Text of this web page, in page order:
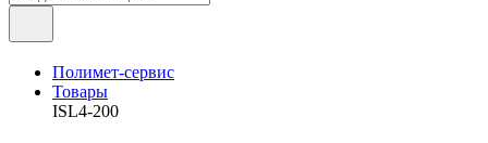
Полимет-сервис
Товары
ISL4-200